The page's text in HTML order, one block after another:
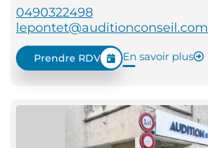
0490322498
lepontet@auditionconseil.com
Prendre RDV En savoir plus